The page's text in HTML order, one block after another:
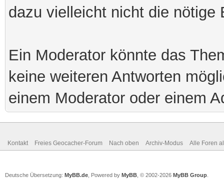
dazu vielleicht nicht die nötige
Ein Moderator könnte das
keine weiteren Antworten
einem Moderator oder einem
Kontakt Freies Geocacher-Forum Nach oben Archiv-Modus Alle Foren
Deutsche Übersetzung: MyBB.de , Powered by MyBB , © 2002-2026 MyBB Group